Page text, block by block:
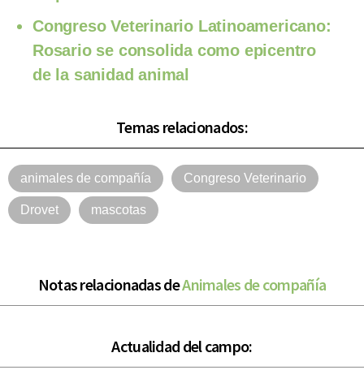
Congreso Veterinario Latinoamericano:
Rosario se consolida como epicentro
de la sanidad animal
Temas relacionados:
animales de compañía Congreso Veterinario
Drovet mascotas
Notas relacionadas deAnimales de compañía
Actualidad del campo: